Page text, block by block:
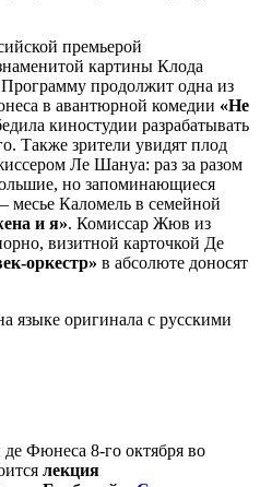
премьерой
картины Клода
продолжит одна из
в авантюрной комедии «Не
киностудии разрабатывать
Также зрители увидят плод
Ле Шануа: раз за разом
но запоминающиеся
месье Каломель в семейной
и я». Комиссар Жюв из
визитной карточкой Де
оркестр» в абсолюте доносят
языке оригинала с русскими
Фюнеса 8-го октября во
лекция